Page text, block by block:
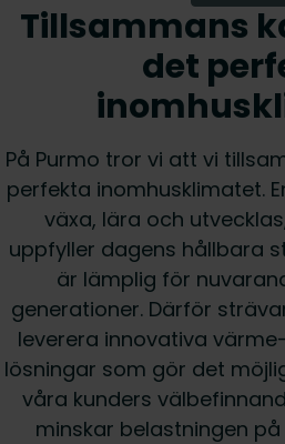
Tillsammans
det
På Purmo tror vi att vi
perfekta inomhusklimatet.
växa, lära och
uppfyller dagens hållbara
är lämplig för
generationer. Därför
leverera innovativa
lösningar som gör det
våra kunders
minskar belastningen